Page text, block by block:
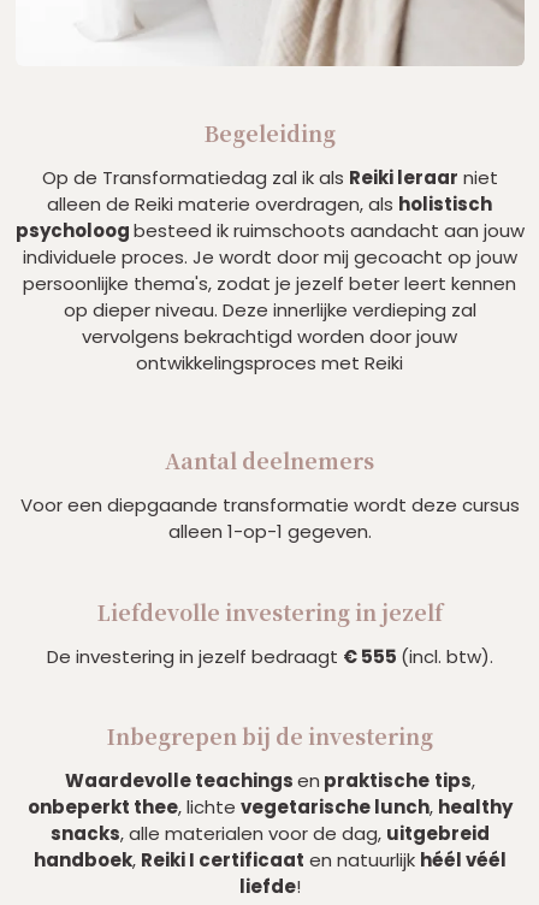
Begeleiding
Op de Transformatiedag zal ik als Reiki leraar niet
alleen de Reiki materie overdragen, als holistisch
psycholoogbesteed ik ruimschoots aandacht aan jouw
individuele proces. Je wordt door mij gecoacht op jouw
persoonlijke thema's, zodat je jezelf beter leert kennen
op dieper niveau. Deze innerlijke verdieping zal
vervolgens bekrachtigd worden door jouw
ontwikkelingsproces met Reiki
Aantal deelnemers
Voor een diepgaande transformatie wordt deze cursus
alleen 1-op-1 gegeven.
Liefdevolle investering in jezelf
De investering in jezelf bedraagt € 555 (incl. btw).
Inbegrepen bij de investering
Waardevolle teachingsen praktische tips,
onbeperkt thee, lichte vegetarische lunch, healthy
snacks, alle materialen voor de dag, uitgebreid
handboek, Reiki I certificaat en natuurlijk héél véél
liefde!